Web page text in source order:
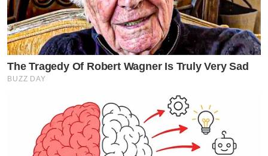
The Tragedy Of Robert Wagner Is Truly Very Sad
BUZZ DAY